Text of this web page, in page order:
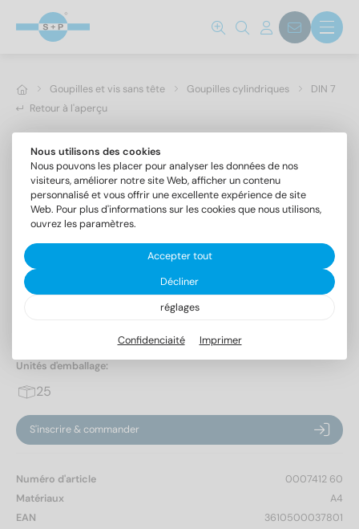
Goupilles et vis sans tête Goupilles cylindriques DIN 7
Retour à l'aperçu
Goupilles cylindriques forme A, tolérance m6
Unités d'emballage:
25
S'inscrire & commander
Numéro d'article
0007412 60
Matériaux
A4
EAN
3610500037801
Nous utilisons des cookies
Nous pouvons les placer pour analyser les données de nos
visiteurs, améliorer notre site Web, afficher un contenu
personnalisé et vous offrir une excellente expérience de site
Web. Pour plus d'informations sur les cookies que nous utilisons,
ouvrez les paramètres.
Accepter tout
Décliner
réglages
Confidenciaité Imprimer